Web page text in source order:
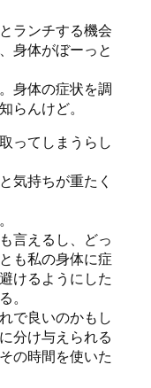
ランチする機会
身体がぼーっと
身体の症状を調
らんけど。
ってしまうらし
気持ちが重たく
言えるし、どっ
も私の身体に症
けるようにした
。
で良いのかもし
分け与えられる
の時間を使いた